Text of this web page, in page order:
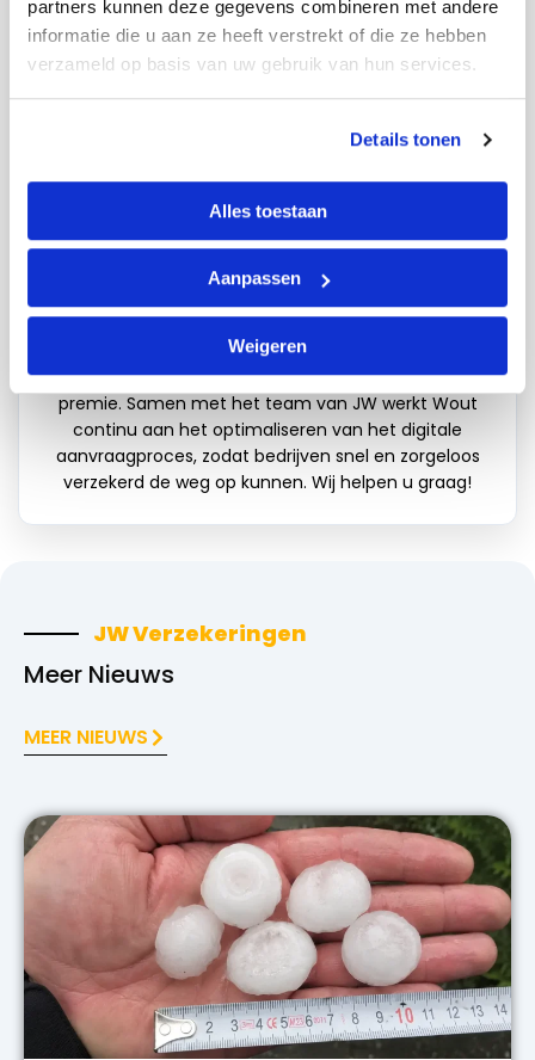
partners kunnen deze gegevens combineren met andere
informatie die u aan ze heeft verstrekt of die ze hebben
verzameld op basis van uw gebruik van hun services.
Details tonen
Alles toestaan
Aanpassen
Weigeren
MEER ARTIKELEN→
Wout van JW
Specialist in zakelijke autoverzekeringen
Wout is specialist in zakelijke autoverzekeringen en
helpt ondernemers om hun bedrijfsauto snel,
uitgebreide kennis van bedrijfsautoverzekeringen
zorgt hij ervoor dat ondernemers direct inzicht
hebben in de juiste dekking tegen een scherpe
premie. Samen met het team van JW werkt Wout
continu aan het optimaliseren van het digitale
aanvraagproces, zodat bedrijven snel en zorgeloos
verzekerd de weg op kunnen. Wij helpen u graag!
JW Verzekeringen
Meer Nieuws
MEER NIEUWS